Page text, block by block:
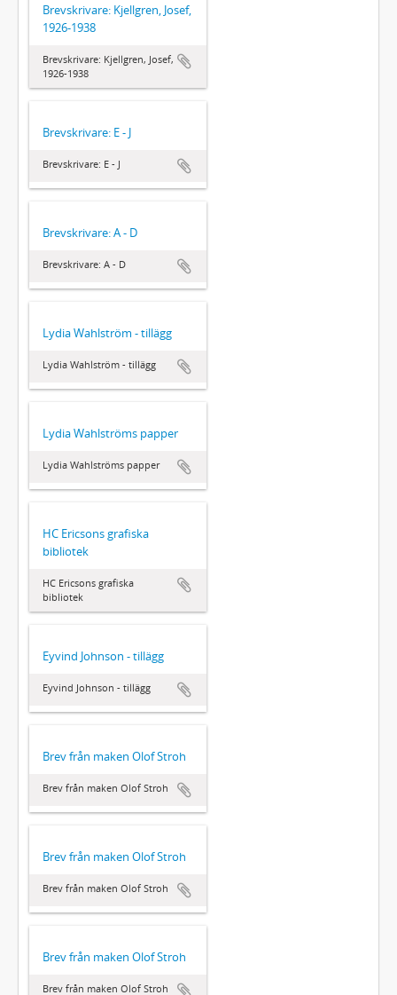
Brevskrivare: Kjellgren, Josef,
1926-1938
Brevskrivare: Kjellgren, Josef,
1926-1938
Brevskrivare: E - J
Brevskrivare: E - J
Brevskrivare: A - D
Brevskrivare: A - D
Lydia Wahlström - tillägg
Lydia Wahlström - tillägg
Lydia Wahlströms papper
Lydia Wahlströms papper
HC Ericsons grafiska
bibliotek
HC Ericsons grafiska
bibliotek
Eyvind Johnson - tillägg
Eyvind Johnson - tillägg
Brev från maken Olof Stroh
Brev från maken Olof Stroh
Brev från maken Olof Stroh
Brev från maken Olof Stroh
Brev från maken Olof Stroh
Brev från maken Olof Stroh